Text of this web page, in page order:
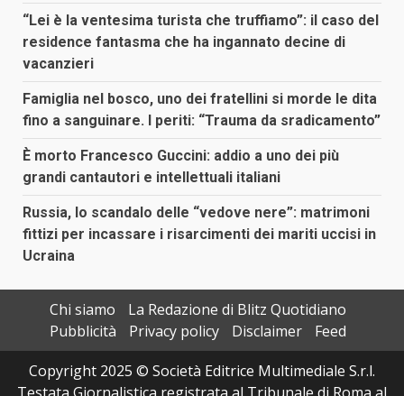
“Lei è la ventesima turista che truffiamo”: il caso del
residence fantasma che ha ingannato decine di
vacanzieri
Famiglia nel bosco, uno dei fratellini si morde le dita
fino a sanguinare. I periti: “Trauma da sradicamento”
È morto Francesco Guccini: addio a uno dei più
grandi cantautori e intellettuali italiani
Russia, lo scandalo delle “vedove nere”: matrimoni
fittizi per incassare i risarcimenti dei mariti uccisi in
Ucraina
Chi siamo
La Redazione di Blitz Quotidiano
Pubblicità
Privacy policy Disclaimer
Feed
Copyright 2025 © Società Editrice Multimediale S.r.l.